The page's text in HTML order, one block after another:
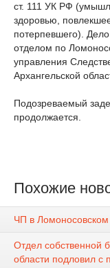
ст. 111 УК РФ
здоровью,
потерпевшего).
отделом по
управления
Архангельской
Подозреваемый
продолжается.
Похожие
ЧП в
Отдел собственной
области подловил